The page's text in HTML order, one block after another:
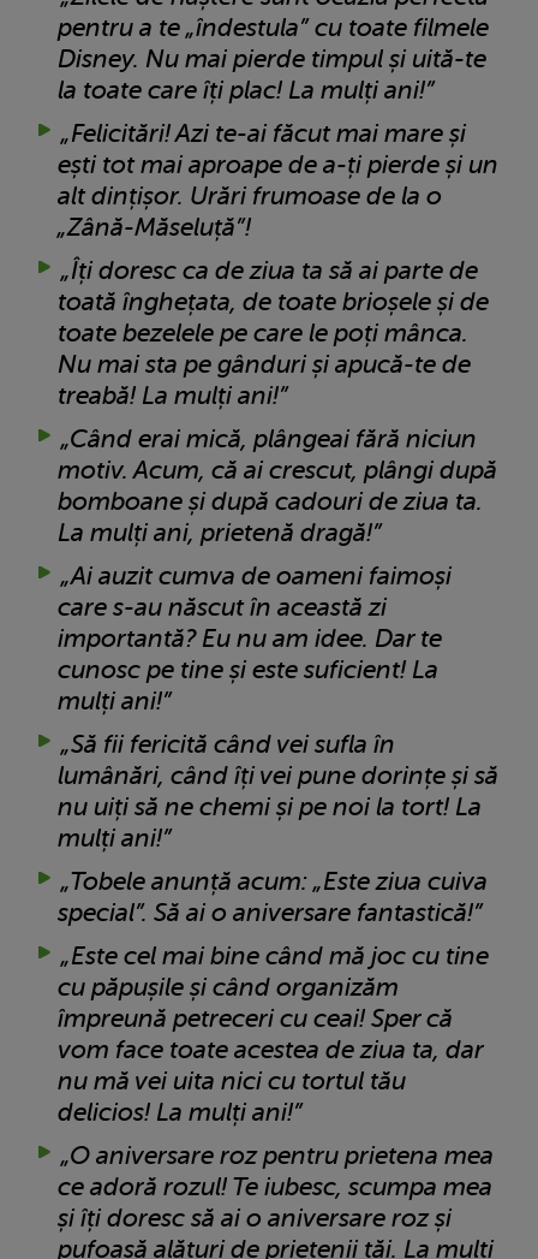
pentru a te „îndestula” cu toate filmele
Disney. Nu mai pierde timpul și uită-te
la toate care îți plac! La mulți ani!”
„Felicitări! Azi te-ai făcut mai mare și
ești tot mai aproape de a-ți pierde și un
alt dințișor. Urări frumoase de la o
„Zână-Măseluță”!
„Îți doresc ca de ziua ta să ai parte de
toată înghețata, de toate brioșele și de
toate bezelele pe care le poți mânca.
Nu mai sta pe gânduri și apucă-te de
treabă! La mulți ani!”
„Când erai mică, plângeai fără niciun
motiv. Acum, că ai crescut, plângi după
bomboane și după cadouri de ziua ta.
La mulți ani, prietenă dragă!”
„Ai auzit cumva de oameni faimoși
care s-au născut în această zi
importantă? Eu nu am idee. Dar te
cunosc pe tine și este suficient! La
mulți ani!”
„Să fii fericită când vei sufla în
lumânări, când îți vei pune dorințe și să
nu uiți să ne chemi și pe noi la tort! La
mulți ani!”
„Tobele anunță acum: „Este ziua cuiva
special”. Să ai o aniversare fantastică!”
„Este cel mai bine când mă joc cu tine
cu păpușile și când organizăm
împreună petreceri cu ceai! Sper că
vom face toate acestea de ziua ta, dar
nu mă vei uita nici cu tortul tău
delicios! La mulți ani!”
„O aniversare roz pentru prietena mea
ce adoră rozul! Te iubesc, scumpa mea
și îți doresc să ai o aniversare roz și
pufoasă alături de prietenii tăi. La mulți